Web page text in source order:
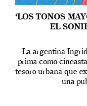
‘LOS TONOS
EL
La argentina
prima como
tesoro urbana que
una